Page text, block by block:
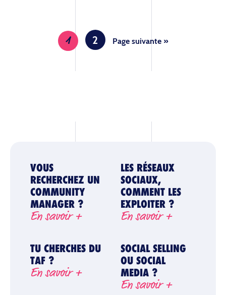
1 2 Page suivante »
VOUS
RECHERCHEZ UN
COMMUNITY
MANAGER ?
En savoir +
LES RÉSEAUX
SOCIAUX,
COMMENT LES
EXPLOITER ?
En savoir +
TU CHERCHES DU
TAF ?
En savoir +
SOCIAL SELLING
OU SOCIAL
MEDIA ?
En savoir +